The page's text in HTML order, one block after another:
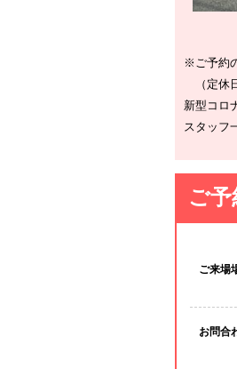
※ご予約
（定休
新型コロ
スタッフ
ご
ご来場
お問合